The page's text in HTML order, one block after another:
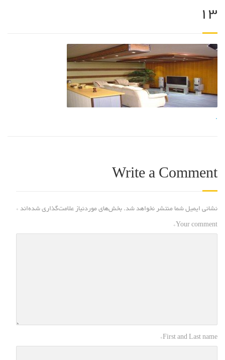
13
.
Write a Comment
نشانی ایمیل شما منتشر نخواهد شد. بخش‌های موردنیاز علامت‌گذاری شده‌اند *
Your comment
*
First and Last name
*